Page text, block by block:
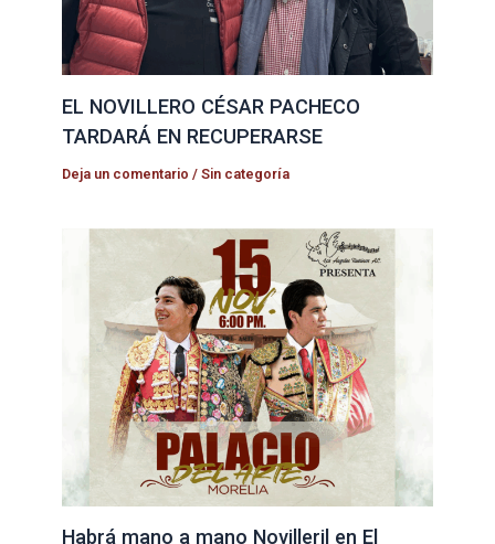
EL NOVILLERO CÉSAR PACHECO
TARDARÁ EN RECUPERARSE
Deja un comentario /Sin categoría
Habrá mano a mano Novilleril en El